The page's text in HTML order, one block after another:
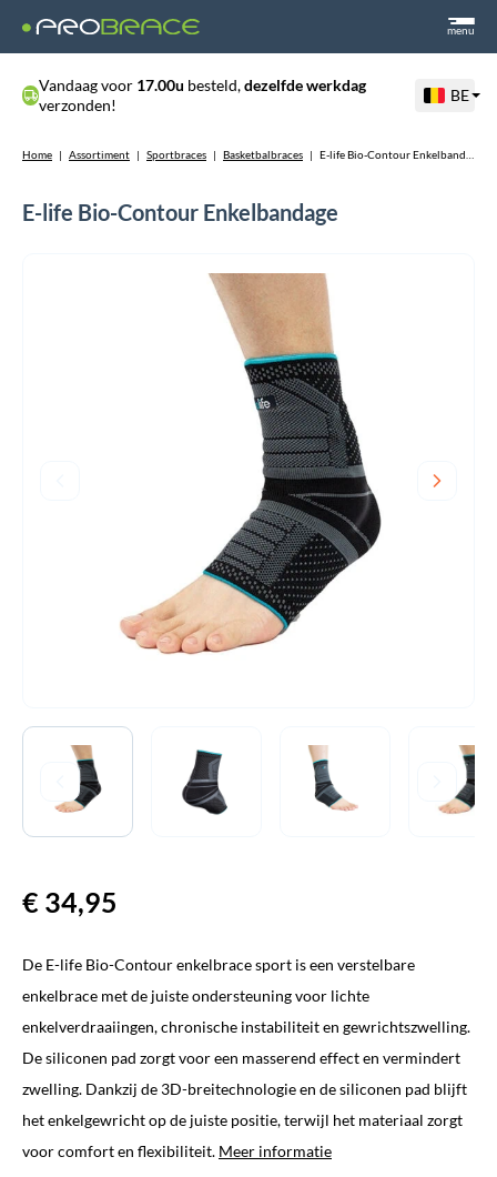
menu
Vandaag voor 17.00u besteld,dezelfde werkdag
verzonden!
BE
Home | Assortiment | Sportbraces | Basketbalbraces | E-life Bio-Contour Enkelbandage
E-life Bio-Contour Enkelbandage
€ 34,95
De E-life Bio-Contour enkelbrace sport is een verstelbare
enkelbrace met de juiste ondersteuning voor lichte
enkelverdraaiingen, chronische instabiliteit en gewrichtszwelling.
De siliconen pad zorgt voor een masserend effect en vermindert
zwelling. Dankzij de 3D-breitechnologie en de siliconen pad blijft
het enkelgewricht op de juiste positie, terwijl het materiaal zorgt
voor comfort en flexibiliteit. Meer informatie